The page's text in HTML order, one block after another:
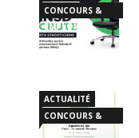
CONCOURS &
EMPLOI
ACTUALITÉ
CONCOURS &
EMPLOI